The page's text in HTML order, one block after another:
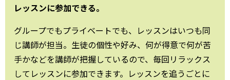
レッスンに参加できる。
グループでもプライベートでも、レッスンはいつも同
じ講師が担当。生徒の個性や好み、何が得意で何が苦
手かなどを講師が把握しているので、毎回リラックス
してレッスンに参加できます。レッスンを追うごとに